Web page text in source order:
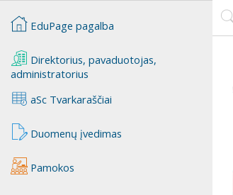
EduPage pagalba
Direktorius, pavaduotojas,
administratorius
aSc Tvarkaraščiai
Duomenų įvedimas
Pamokos